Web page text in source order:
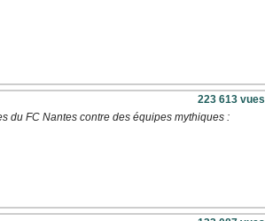
223 613 vues
du FC Nantes contre des équipes mythiques :